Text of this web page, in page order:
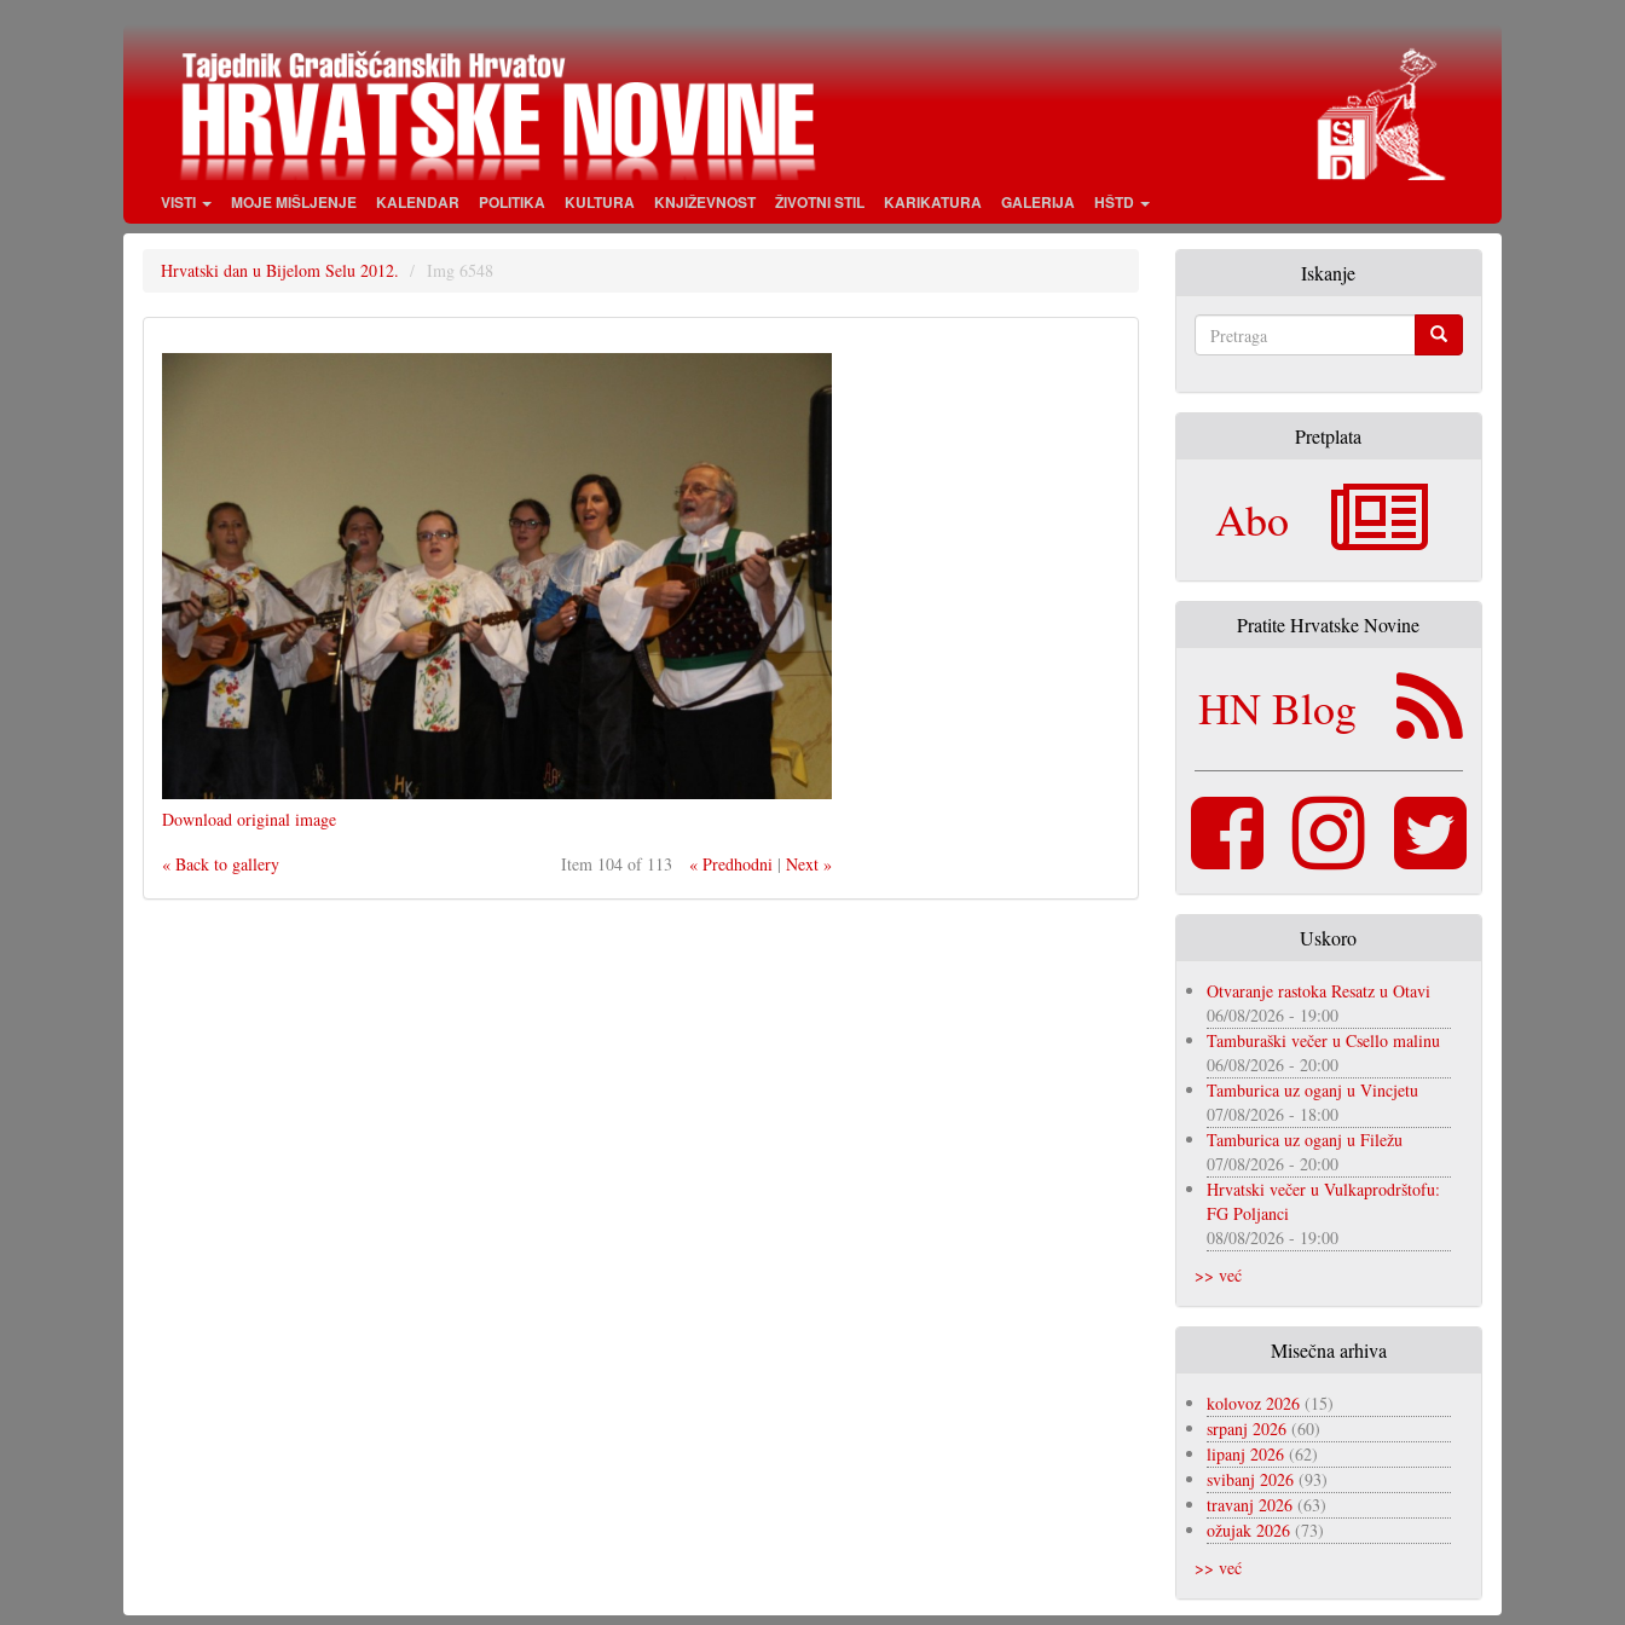
VISTI MOJE MIŠLJENJE KALENDAR POLITIKA KULTURA KNJIŽEVNOST ŽIVOTNI STIL KARIKATURA GALERIJA HŠTD
Hrvatski dan u Bijelom Selu 2012. Img 6548
Download original image
« Back to gallery
Item 104 of 113 « Predhodni |Next »
Iskanje
Pretplata
Abo
Pratite Hrvatske Novine
HN Blog
Uskoro
Otvaranje rastoka Resatz u Otavi
06/08/2026 - 19:00
Tamburaški večer u Csello malinu
06/08/2026 - 20:00
Tamburica uz oganj u Vincjetu
07/08/2026 - 18:00
Tamburica uz oganj u Filežu
07/08/2026 - 20:00
Hrvatski večer u Vulkaprodrštofu:
FG Poljanci
08/08/2026 - 19:00
>> već
Misečna arhiva
kolovoz 2026(15)
srpanj 2026(60)
lipanj 2026(62)
svibanj 2026(93)
travanj 2026(63)
ožujak 2026(73)
>> već